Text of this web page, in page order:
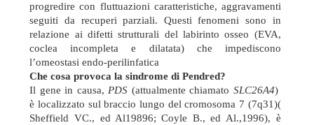
progredire con fluttuazioni caratteristiche, aggravamenti
seguiti da recuperi parziali. Questi fenomeni sono in
relazione ai difetti strutturali del labirinto osseo (EVA,
coclea incompleta e dilatata) che impediscono
l’omeostasi endo-perilinfatica
Che cosa provoca la sindrome di Pendred?
Il gene in causa,PDS (attualmente chiamato SLC26A4)
è localizzato sul braccio lungo del cromosoma 7 (7q31)(
Sheffield VC., ed Al19896; Coyle B., ed Al.,1996), è